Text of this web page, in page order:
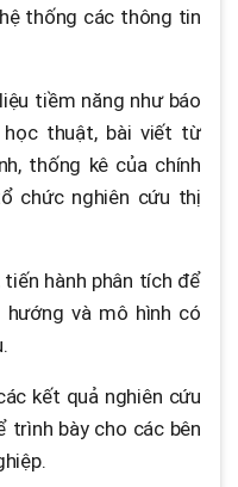
thống các thông tin
tiềm năng như báo
học thuật, bài viết từ
thống kê của chính
chức nghiên cứu thị
hành phân tích để
và mô hình có
kết quả nghiên cứu
trình bày cho các bên